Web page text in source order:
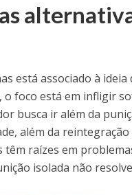
está associado à
o foco está em infligir
busca ir além da
além da
raízes em
isolada não